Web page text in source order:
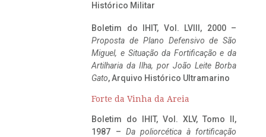
Histórico Militar
Boletim do IHIT, Vol. LVIII, 2000 –
Proposta de Plano Defensivo de São
Miguel, e Situação da Fortificação e da
Artilharia da Ilha, por João Leite Borba
Gato, Arquivo Histórico Ultramarino
Forte da Vinha da Areia
Boletim do IHIT, Vol. XLV, Tomo II,
1987 – Da poliorcética à fortificação